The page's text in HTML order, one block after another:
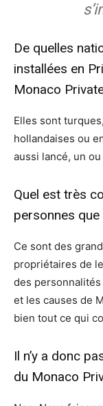
De quelles
installées en
Monaco
Elles sont
hollandaises ou
aussi lancé, un
Quel est très
personnes que
Ce sont des
propriétaires de
des
et les causes de
bien tout ce qui
Il n’y a donc
du Monaco